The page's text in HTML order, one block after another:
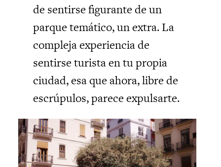
de sentirse figurante de un
parque temático, un extra. La
compleja experiencia de
sentirse turista en tu propia
ciudad, esa que ahora, libre de
escrúpulos, parece expulsarte.